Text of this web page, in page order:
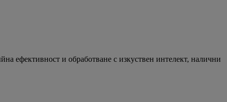
ефективност и обработване с изкуствен интелект, налични